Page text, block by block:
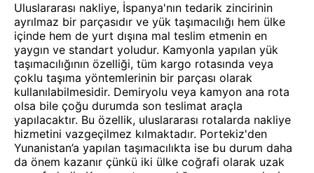
Uluslararası nakliye, İspanya'nın tedarik zincirinin
ayrılmaz bir parçasıdır ve yük taşımacılığı hem ülke
içinde hem de yurt dışına mal teslim etmenin en
yaygın ve standart yoludur. Kamyonla yapılan yük
taşımacılığının özelliği, tüm kargo rotasında veya
çoklu taşıma yöntemlerinin bir parçası olarak
kullanılabilmesidir. Demiryolu veya kamyon ana rota
olsa bile çoğu durumda son teslimat araçla
yapılacaktır. Bu özellik, uluslararası rotalarda nakliye
hizmetini vazgeçilmez kılmaktadır. Portekiz'den
Yunanistan’a yapılan taşımacılıkta ise bu durum daha
da önem kazanır çünkü iki ülke coğrafi olarak uzak